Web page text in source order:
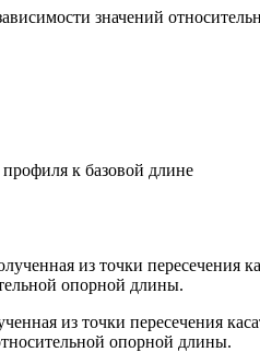
значений
к базовой длине
из точки пересечения
опорной длины.
из точки пересечения
опорной длины.